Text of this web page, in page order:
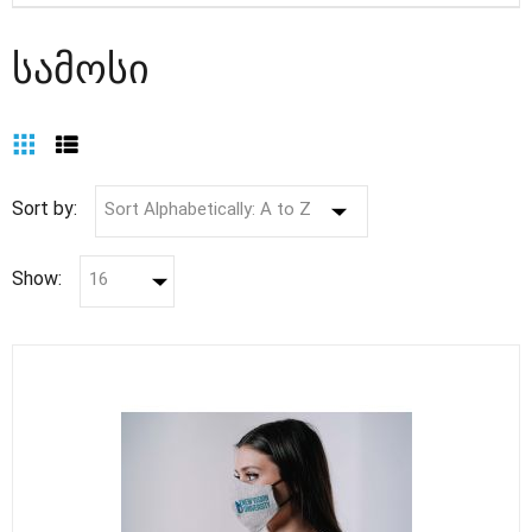
სამოსი
Sort by: Sort Alphabetically: A to Z
Show: 16